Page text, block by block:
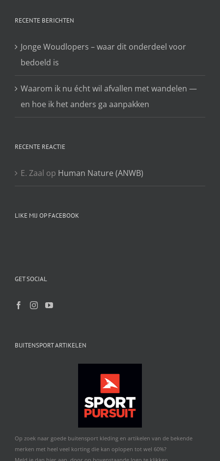
RECENTE BERICHTEN
Jonge Woudlopers – waar dit onderdeel voor
bedoeld is
Waarom ik nu écht wil afvallen met wandelen —
en hoe ik het anders ga aanpakken
RECENTE REACTIE
E. Zaal op Human Nature (ANWB)
LIKE MIJ OP FACEBOOK
GET SOCIAL
BUITENSPORT ARTIKELEN
Op zoek naar goede buitensport kleding en artikelen van de bekende
merken met heel veel korting die kan oplopen tot wel 60%?